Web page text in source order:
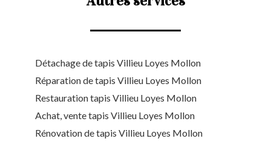
Détachage de tapis Villieu Loyes Mollon
Réparation de tapis Villieu Loyes Mollon
Restauration tapis Villieu Loyes Mollon
Achat, vente tapis Villieu Loyes Mollon
Rénovation de tapis Villieu Loyes Mollon